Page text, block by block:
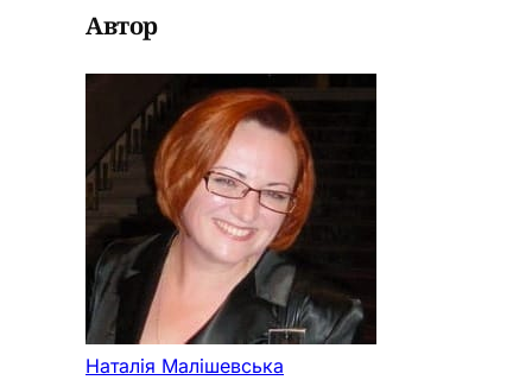
Автор
Наталія Малішевська